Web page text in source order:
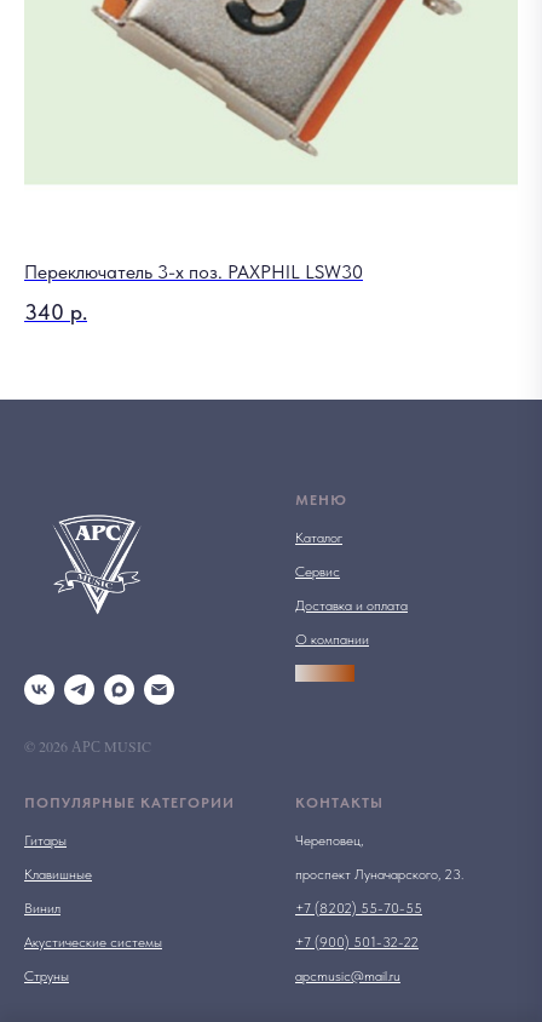
Переключатель 3-х поз. PAXPHIL LSW30
340 р.
© 2026 АРС MUSIC
МЕНЮ
Каталог
Сервис
Доставка и оплата
О компании
ПОПУЛЯРНЫЕ КАТЕГОРИИ
Гитары
Клавишные
Винил
Акустические системы
Струны
КОНТАКТЫ
Череповец,
проспект Луначарского, 23.
+7 (8202) 55-70-55
+7 (900) 501-32-22
apcmusic@mail.ru